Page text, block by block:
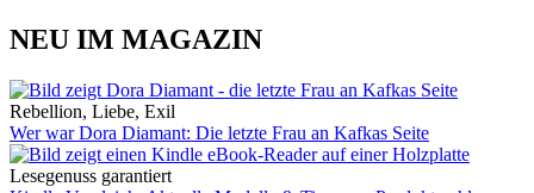
NEU IM MAGAZIN
Rebellion, Liebe, Exil
Wer war Dora Diamant: Die letzte Frau an Kafkas Seite
Lesegenuss garantiert